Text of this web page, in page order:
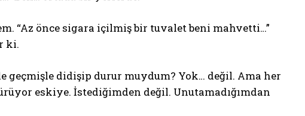
“Az önce sigara içilmiş bir tuvalet beni mahvetti…”
ki.
geçmişle didişip durur muydum? Yok… değil. Ama her
eskiye. İstediğimden değil. Unutamadığımdan